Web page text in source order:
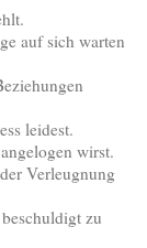
auf sich warten
leidest.
wirst.
Verleugnung
zu